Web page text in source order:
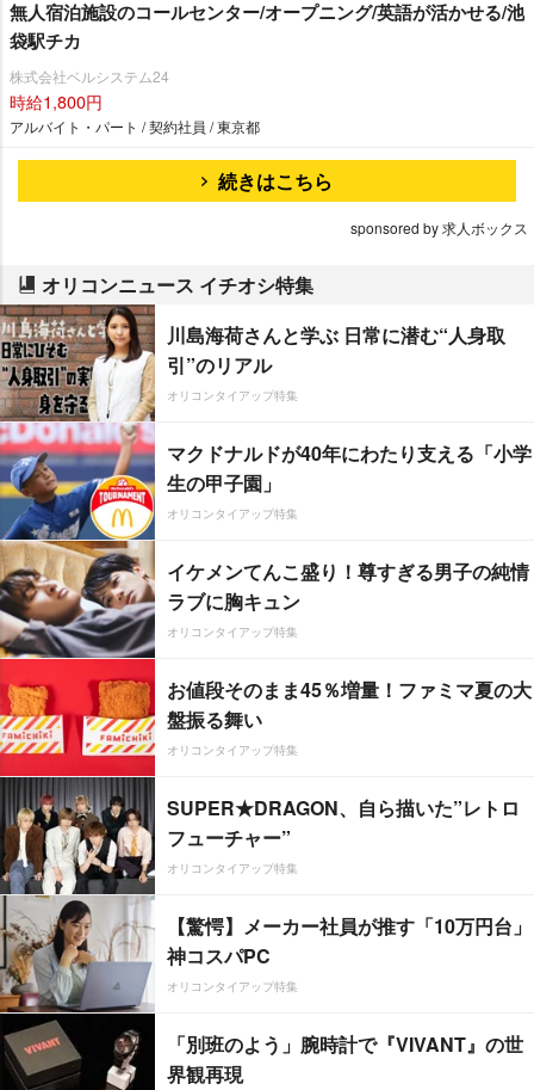
無人宿泊施設のコールセンター/オープニング/英語が活かせる/池
袋駅チカ
株式会社ベルシステム24
時給1,800円
アルバイト・パート / 契約社員 / 東京都
続きはこちら
sponsored by 求人ボックス
オリコンニュース イチオシ特集
川島海荷さんと学ぶ 日常に潜む“人身取
引”のリアル
オリコンタイアップ特集
マクドナルドが40年にわたり支える「小学
生の甲子園」
オリコンタイアップ特集
イケメンてんこ盛り！尊すぎる男子の純情
ラブに胸キュン
オリコンタイアップ特集
お値段そのまま45％増量！ファミマ夏の大
盤振る舞い
オリコンタイアップ特集
SUPER★DRAGON、自ら描いた”レトロ
フューチャー”
オリコンタイアップ特集
【驚愕】メーカー社員が推す「10万円台」
神コスパPC
オリコンタイアップ特集
「別班のよう」腕時計で『VIVANT』の世
界観再現